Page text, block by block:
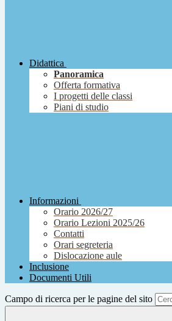
Didattica
Panoramica
Offerta formativa
I progetti delle classi
Piani di studio
Informazioni
Orario 2026/27
Orario Lezioni 2025/26
Contatti
Orari segreteria
Dislocazione aule
Inclusione
Documenti Utili
Campo di ricerca per le pagine del sito